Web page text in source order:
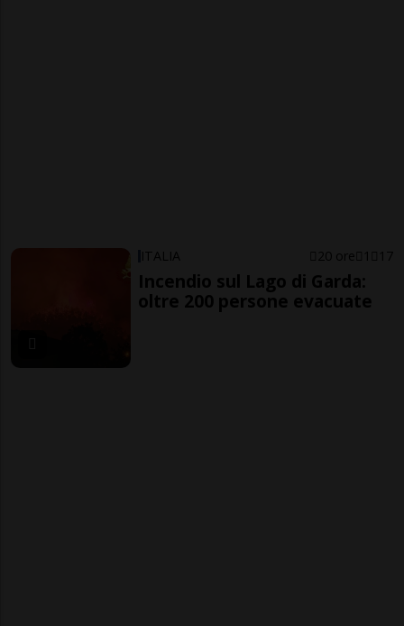
ITALIA 20 ore 1 17
Incendio sul Lago di Garda:
oltre 200 persone evacuate